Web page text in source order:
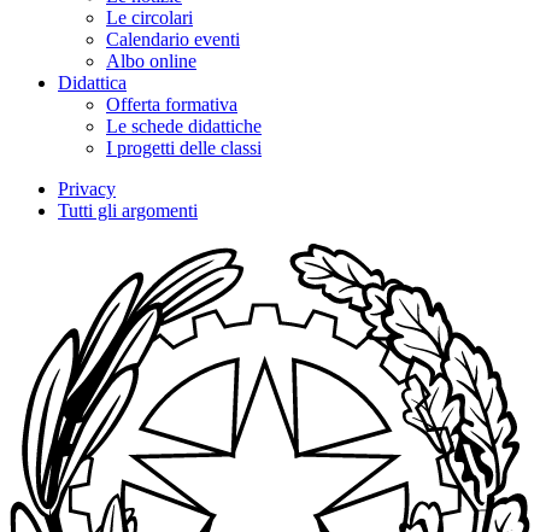
Le circolari
Calendario eventi
Albo online
Didattica
Offerta formativa
Le schede didattiche
I progetti delle classi
Privacy
Tutti gli argomenti